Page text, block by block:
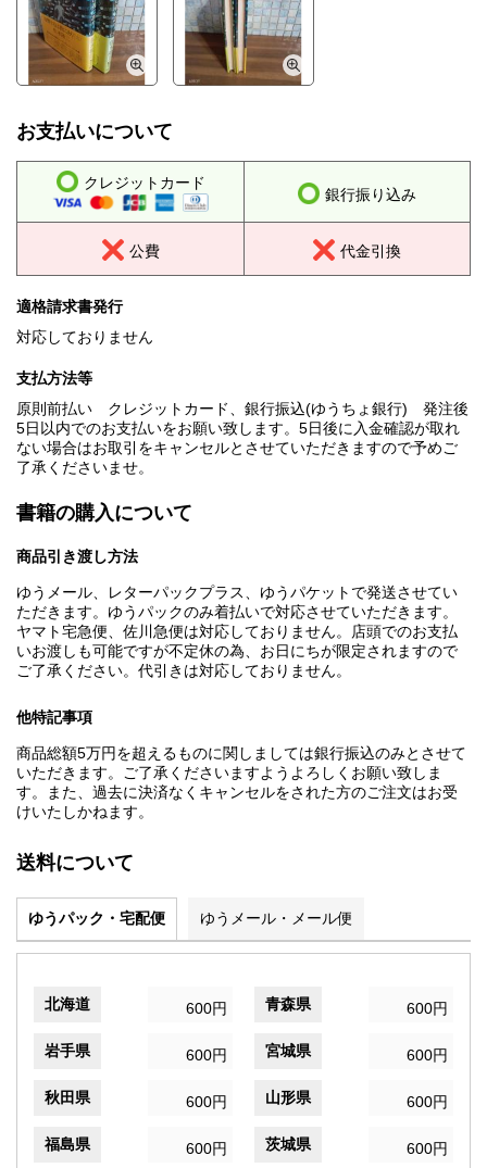
お支払いについて
クレジットカード
銀行振り込み
公費 代金引換
適格請求書発行
対応しておりません
支払方法等
原則前払い クレジットカード、銀行振込(ゆうちょ銀行) 発注後
5日以内でのお支払いをお願い致します。5日後に入金確認が取れ
ない場合はお取引をキャンセルとさせていただきますので予めご
了承くださいませ。
書籍の購入について
商品引き渡し方法
ゆうメール、レターパックプラス、ゆうパケットで発送させてい
ただきます。ゆうパックのみ着払いで対応させていただきます。
ヤマト宅急便、佐川急便は対応しておりません。店頭でのお支払
いお渡しも可能ですが不定休の為、お日にちが限定されますので
ご了承ください。代引きは対応しておりません。
他特記事項
商品総額5万円を超えるものに関しましては銀行振込のみとさせて
いただきます。ご了承くださいますようよろしくお願い致しま
す。また、過去に決済なくキャンセルをされた方のご注文はお受
けいたしかねます。
送料について
ゆうパック・宅配便 ゆうメール・メール便
北海道 600円 青森県 600円
岩手県 600円 宮城県 600円
秋田県 600円 山形県 600円
福島県 600円 茨城県 600円